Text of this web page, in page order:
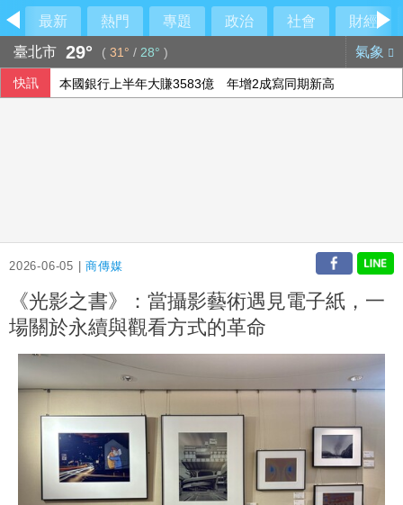
最新 熱門 專題 政治 社會
財經
臺北市 29° ( 31° / 28° ) 氣象
快訊 本國銀行上半年大賺3583億 年增2成寫同期新高
2026-06-05 |商傳媒
《光影之書》：當攝影藝術遇見電子紙，一
場關於永續與觀看方式的革命